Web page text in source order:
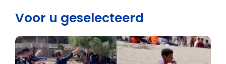
Voor u geselecteerd